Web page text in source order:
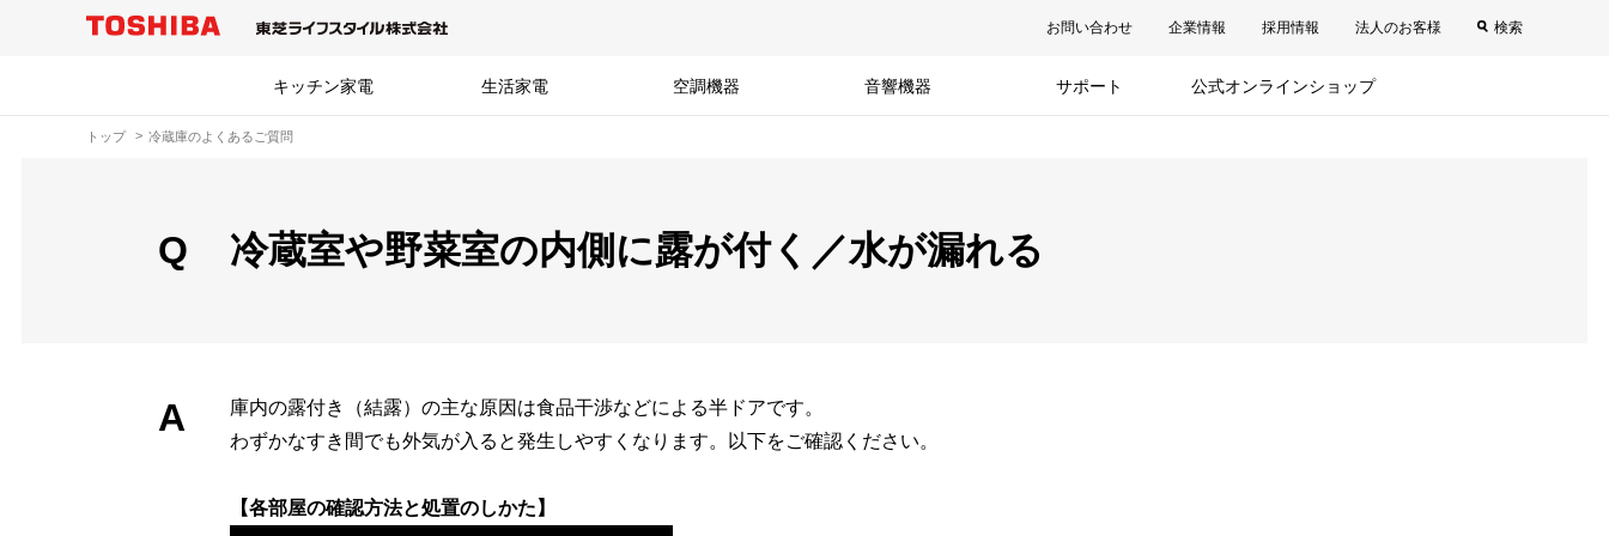
お問い合わせ 企業情報 採用情報 法人のお客様 検索
キッチン家電 生活家電 空調機器 音響機器 サポート 公式オンラインショップ
トップ 冷蔵庫のよくあるご質問
Q 冷蔵室や野菜室の内側に露が付く／水が漏れる
A
庫内の露付き（結露）の主な原因は食品干渉などによる半ドアです。
わずかなすき間でも外気が入ると発生しやすくなります。以下をご確認ください。
【各部屋の確認方法と処置のしかた】